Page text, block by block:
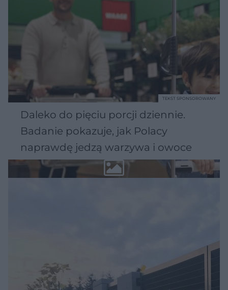
Daleko do pięciu porcji dziennie.
Badanie pokazuje, jak Polacy
naprawdę jedzą warzywa i owoce
TEKST SPONSOROWANY